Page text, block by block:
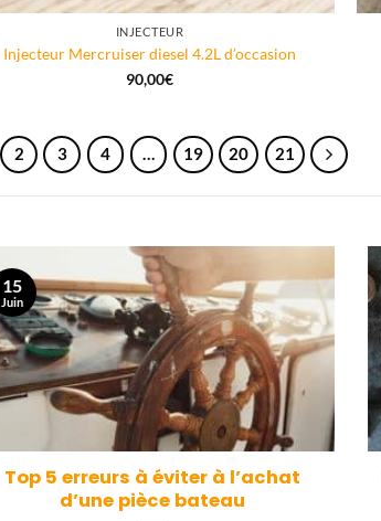
INJECTEUR
Injecteur Mercruiser diesel 4.2L d’occasion
90,00€
2 3 4 … 19 20 21
Top 5 erreurs à éviter à l’achat
d’une pièce bateau
15
Juin